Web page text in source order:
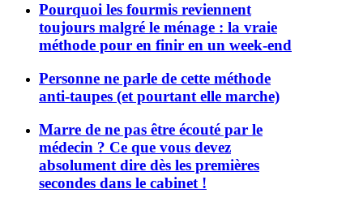
Pourquoi les fourmis reviennent
toujours malgré le ménage : la vraie
méthode pour en finir en un week-end
Personne ne parle de cette méthode
anti-taupes (et pourtant elle marche)
Marre de ne pas être écouté par le
médecin ? Ce que vous devez
absolument dire dès les premières
secondes dans le cabinet !